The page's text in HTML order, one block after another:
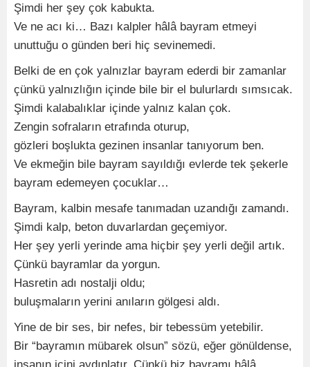
Şimdi her şey çok kabukta.
Ve ne acı ki… Bazı kalpler hâlâ bayram etmeyi
unuttuğu o günden beri hiç sevinemedi.
Belki de en çok yalnızlar bayram ederdi bir zamanlar
çünkü yalnızlığın içinde bile bir el bulurlardı sımsıcak.
Şimdi kalabalıklar içinde yalnız kalan çok.
Zengin sofraların etrafında oturup,
gözleri boşlukta gezinen insanlar tanıyorum ben.
Ve ekmeğin bile bayram sayıldığı evlerde tek şekerle
bayram edemeyen çocuklar…
Bayram, kalbin mesafe tanımadan uzandığı zamandı.
Şimdi kalp, beton duvarlardan geçemiyor.
Her şey yerli yerinde ama hiçbir şey yerli değil artık.
Çünkü bayramlar da yorgun.
Hasretin adı nostalji oldu;
buluşmaların yerini anıların gölgesi aldı.
Yine de bir ses, bir nefes, bir tebessüm yetebilir.
Bir “bayramın mübarek olsun” sözü, eğer gönüldense,